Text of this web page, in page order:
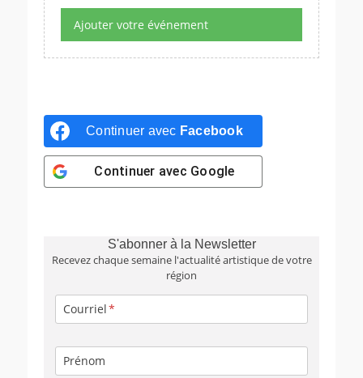
Ajouter votre événement
Continuer avec Facebook
Continuer avec Google
S'abonner à la Newsletter
Recevez chaque semaine l'actualité artistique de votre
région
Courriel
Prénom